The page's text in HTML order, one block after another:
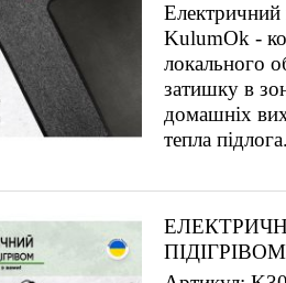
Електричний
KulumOk -
локального
затишку в
домашніх
тепла підлога.